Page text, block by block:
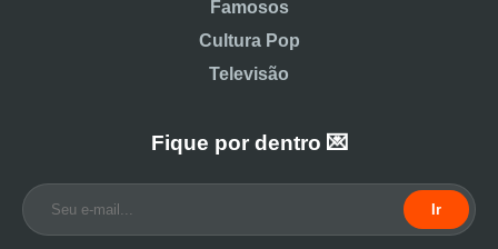
Famosos
Cultura Pop
Televisão
Fique por dentro 💌
Ir